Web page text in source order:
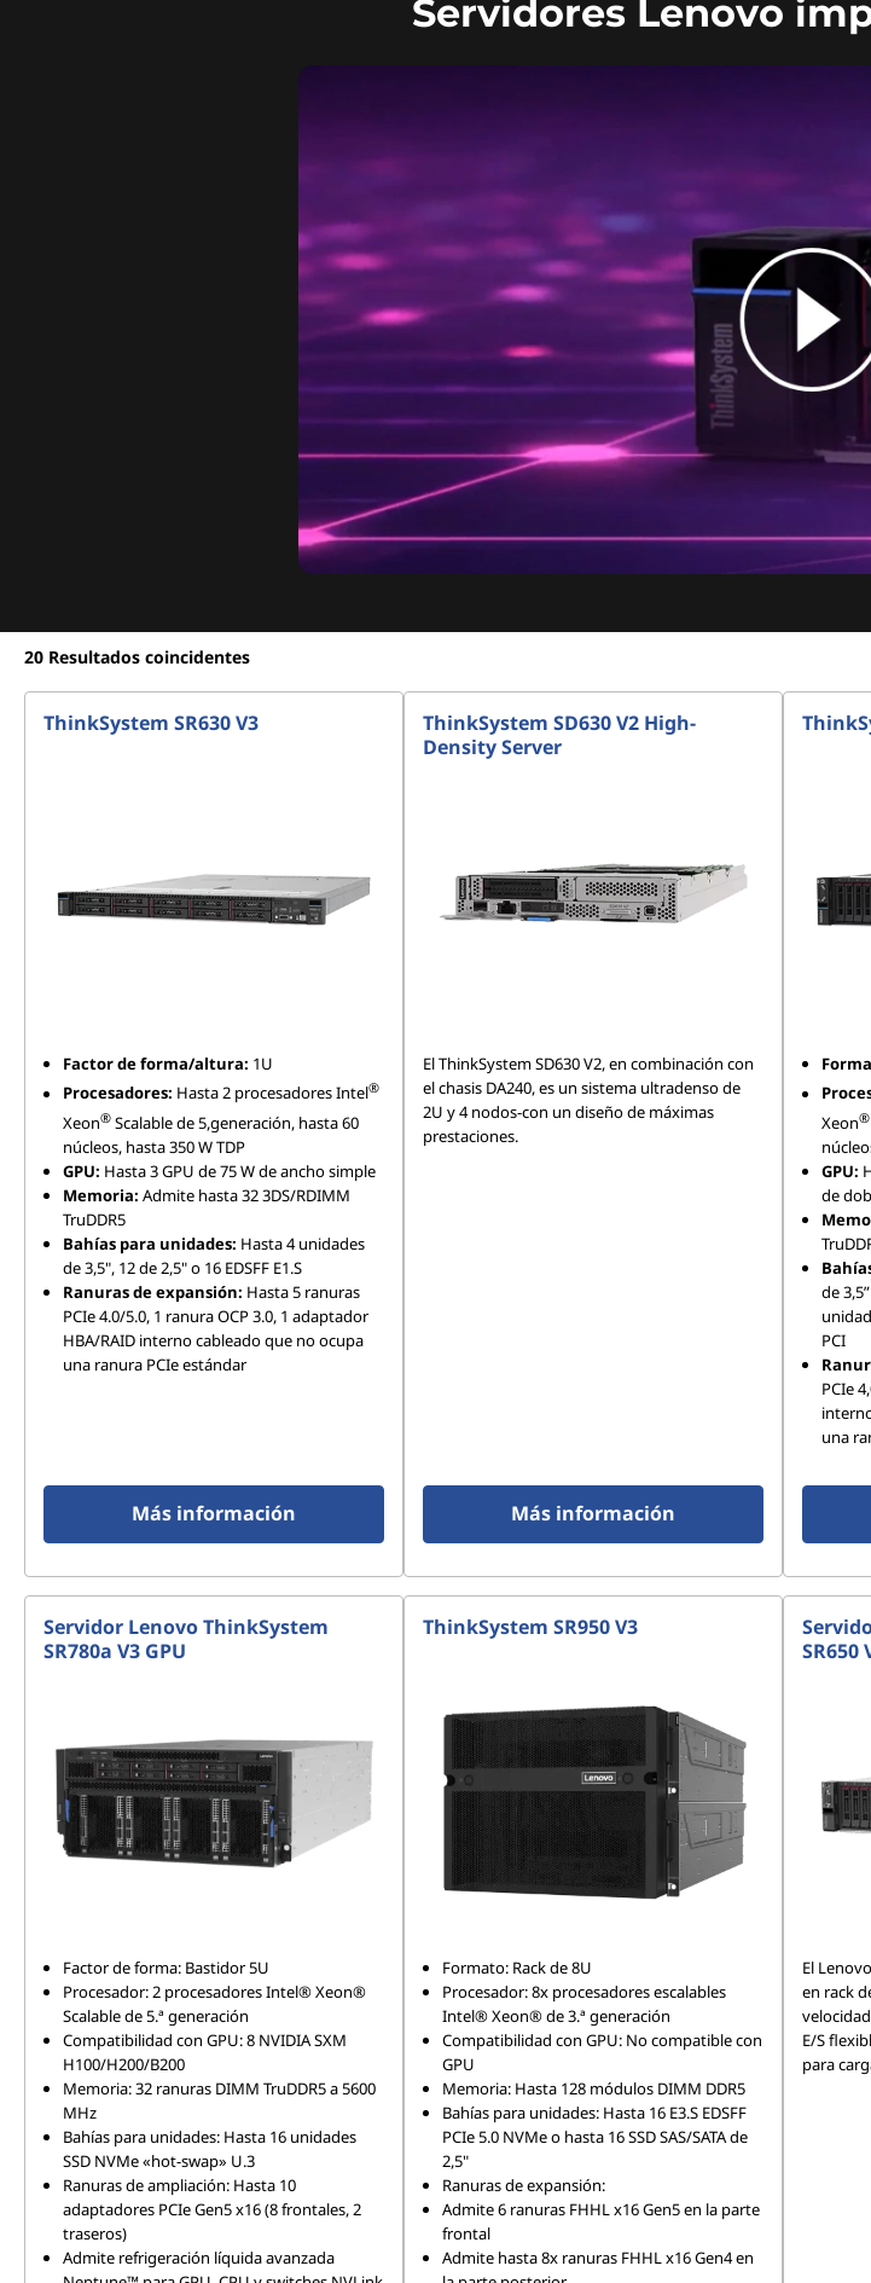
Servidores Lenovo
20 Resultados coincidentes
ThinkSystem SR630 V3
Factor de forma/altura: 1U
Procesadores: Hasta 2 procesadores Intel®
Xeon® Scalable de 5,generación, hasta 60
núcleos, hasta 350 W TDP
GPU: Hasta 3 GPU de 75 W de ancho simple
Memoria: Admite hasta 32 3DS/RDIMM
TruDDR5
Bahías para unidades: Hasta 4 unidades
de 3,5", 12 de 2,5" o 16 EDSFF E1.S
Ranuras de expansión: Hasta 5 ranuras
PCIe 4.0/5.0, 1 ranura OCP 3.0, 1 adaptador
HBA/RAID interno cableado que no ocupa
una ranura PCIe estándar
Más información
ThinkSystem SD630 V2 High-
Density Server
El ThinkSystem SD630 V2, en combinación con
el chasis DA240, es un sistema ultradenso de
2U y 4 nodos-con un diseño de máximas
prestaciones.
Más información
Xeon®
GPU:
de
de
PCI
PCIe
una
Servidor Lenovo ThinkSystem
SR780a V3 GPU
Factor de forma: Bastidor 5U
Procesador: 2 procesadores Intel® Xeon®
Scalable de 5.ª generación
Compatibilidad con GPU: 8 NVIDIA SXM
H100/H200/B200
Memoria: 32 ranuras DIMM TruDDR5 a 5600
MHz
Bahías para unidades: Hasta 16 unidades
SSD NVMe «hot-swap» U.3
Ranuras de ampliación: Hasta 10
adaptadores PCIe Gen5 x16 (8 frontales, 2
traseros)
Admite refrigeración líquida avanzada
ThinkSystem SR950 V3
Formato: Rack de 8U
Procesador: 8x procesadores escalables
Intel® Xeon® de 3.ª generación
Compatibilidad con GPU: No compatible con
GPU
Memoria: Hasta 128 módulos DIMM DDR5
Bahías para unidades: Hasta 16 E3.S EDSFF
PCIe 5.0 NVMe o hasta 16 SSD SAS/SATA de
2,5"
Ranuras de expansión:
Admite 6 ranuras FHHL x16 Gen5 en la parte
frontal
Admite hasta 8x ranuras FHHL x16 Gen4 en
SR650
El
en rack
E/S
para